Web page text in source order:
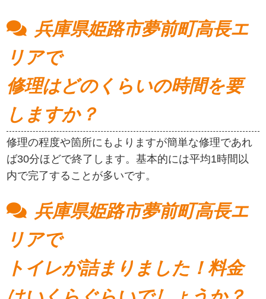
兵庫県姫路市夢前町高長エ
リアで
修理はどのくらいの時間を要
しますか？
修理の程度や箇所にもよりますが簡単な修理であれ
ば30分ほどで終了します。基本的には平均1時間以
内で完了することが多いです。
兵庫県姫路市夢前町高長エ
リアで
トイレが詰まりました！料金